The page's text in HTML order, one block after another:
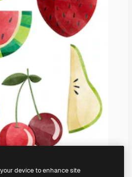
device to enhance site